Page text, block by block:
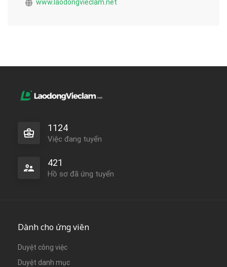
www.laodongvieclam.net
1124
Việc đang tuyển
421
Hồ sơ đã ứng tuyển
Dành cho ứng viên
Duyệt công việc
Duyệt danh mục